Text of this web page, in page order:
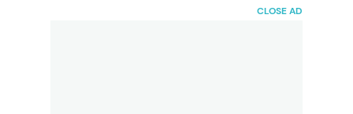
CLOSE AD